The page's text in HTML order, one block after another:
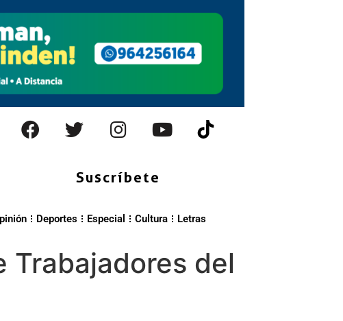
Suscríbete
Deportes Especial Cultura Letras
Trabajadores del